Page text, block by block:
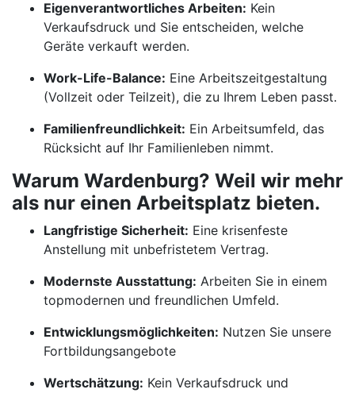
Eigenverantwortliches Arbeiten: Kein
Verkaufsdruck und Sie entscheiden, welche
Geräte verkauft werden.
Work-Life-Balance: Eine Arbeitszeitgestaltung
(Vollzeit oder Teilzeit), die zu Ihrem Leben passt.
Familienfreundlichkeit: Ein Arbeitsumfeld, das
Rücksicht auf Ihr Familienleben nimmt.
Warum Wardenburg? Weil wir mehr
als nur einen Arbeitsplatz bieten.
Langfristige Sicherheit: Eine krisenfeste
Anstellung mit unbefristetem Vertrag.
Modernste Ausstattung: Arbeiten Sie in einem
topmodernen und freundlichen Umfeld.
Entwicklungsmöglichkeiten: Nutzen Sie unsere
Fortbildungsangebote
Wertschätzung: Kein Verkaufsdruck und